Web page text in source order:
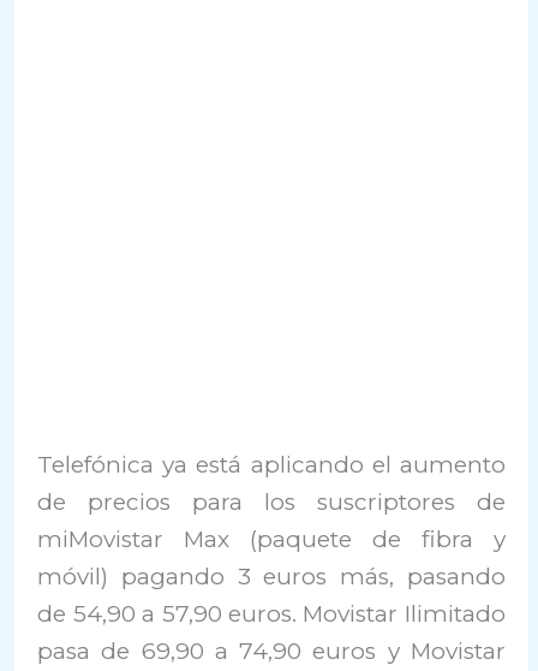
Telefónica ya está aplicando el aumento
de precios para los suscriptores de
miMovistar Max (paquete de fibra y
móvil) pagando 3 euros más, pasando
de 54,90 a 57,90 euros. Movistar Ilimitado
pasa de 69,90 a 74,90 euros y Movistar